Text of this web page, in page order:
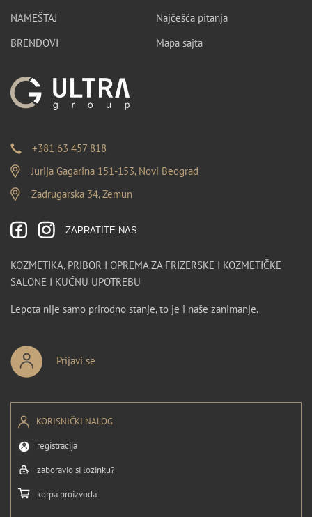
NAMEŠTAJ
BRENDOVI
Najčešća pitanja
Mapa sajta
+381 63 457 818
Jurija Gagarina 151-153, Novi Beograd
Zadrugarska 34, Zemun
ZAPRATITE NAS
KOZMETIKA, PRIBOR I OPREMA ZA FRIZERSKE I KOZMETIČKE
SALONE I KUĆNU UPOTREBU
Lepota nije samo prirodno stanje, to je i naše zanimanje.
Prijavi se
KORISNIČKI NALOG
registracija
zaboravio si lozinku?
korpa proizvoda